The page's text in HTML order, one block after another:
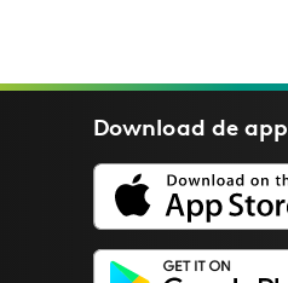
Download deapp